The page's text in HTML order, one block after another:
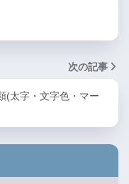
次の記事
(太字・文字色・マー